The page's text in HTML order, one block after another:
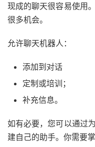
现成的聊天很容易使用
很多机会。
允许聊天机器人：
添加到对话
定制或培训；
补充信息。
如有必要，您可以通过
建自己的助手。你需要